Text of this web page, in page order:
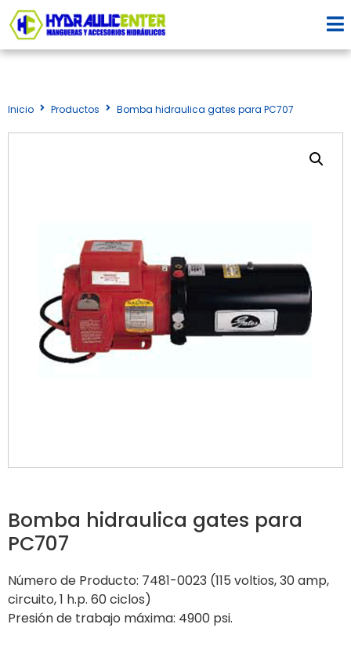
Inicio Productos Bomba hidraulica gates para PC707
Bomba hidraulica gates para
PC707
Número de Producto: 7481-0023 (115 voltios, 30 amp,
circuito, 1 h.p. 60 ciclos)
Presión de trabajo máxima: 4900 psi.